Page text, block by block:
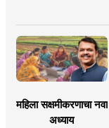
महिला सक्षमीकरणाचा नवा
अध्याय